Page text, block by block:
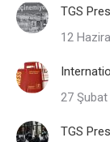
TGS
12
27
TGS